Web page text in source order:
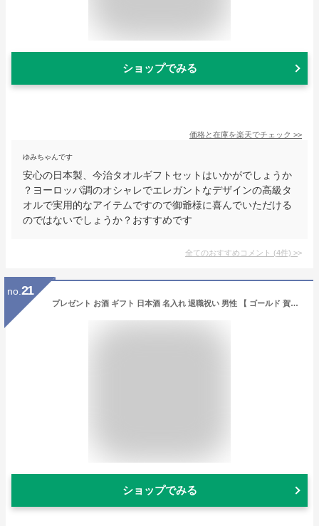
ショップでみる
価格と在庫を楽天でチェック >>
ゆみちゃんです
安心の日本製、今治タオルギフトセットはいかがでしょうか
？ヨーロッパ調のオシャレでエレガントなデザインの高級タ
オルで実用的なアイテムですので御爺様に喜んでいただける
のではないでしょうか？おすすめです
全てのおすすめコメント (4件) >
no. 21
プレゼント お酒 ギフト 日本酒 名入れ 退職祝い 男性 【 ゴールド 賀茂鶴 720ml 】 金箔入り ボトル彫刻 還暦祝い 父 誕生日 60代 名前入り 米寿 お祝い 名入り お父さん 父親 義父 祖父 おじいちゃん 70代 80代 60歳 還暦 喜寿 傘寿 祝い 長寿 孫 FLEGRE 敬老の日
ショップでみる